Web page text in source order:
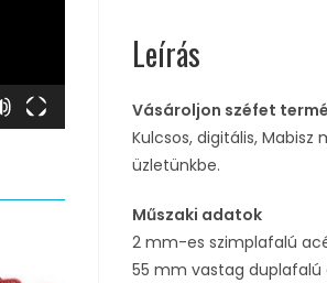
Leírás
Vásároljon széfet
Kulcsos, digitális,
üzletünkbe.
Műszaki adatok
2 mm-es szimplafalú
55 mm vastag